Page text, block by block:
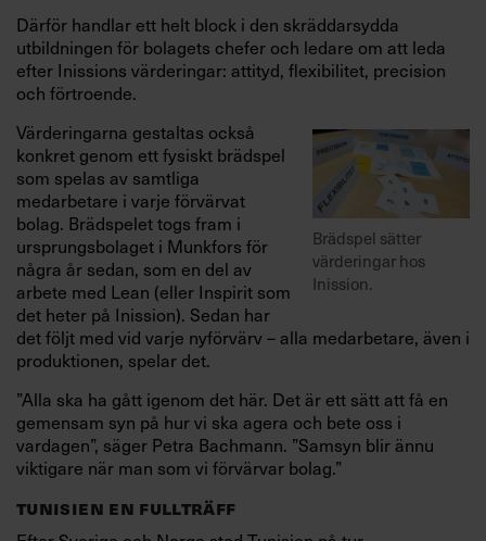
Därför handlar ett helt block i den skräddarsydda
utbildningen för bolagets chefer och ledare om att leda
efter Inissions värderingar: attityd, flexibilitet, precision
och förtroende.
Brädspel sätter
värderingar hos
Inission.
Värderingarna gestaltas också
konkret genom ett fysiskt brädspel
som spelas av samtliga
medarbetare i varje förvärvat
bolag. Brädspelet togs fram i
ursprungsbolaget i Munkfors för
några år sedan, som en del av
arbete med Lean (eller Inspirit som
det heter på Inission). Sedan har
det följt med vid varje nyförvärv – alla medarbetare, även i
produktionen, spelar det.
”Alla ska ha gått igenom det här. Det är ett sätt att få en
gemensam syn på hur vi ska agera och bete oss i
vardagen”, säger Petra Bachmann. ”Samsyn blir ännu
viktigare när man som vi förvärvar bolag.”
TUNISIEN EN FULLTRÄFF